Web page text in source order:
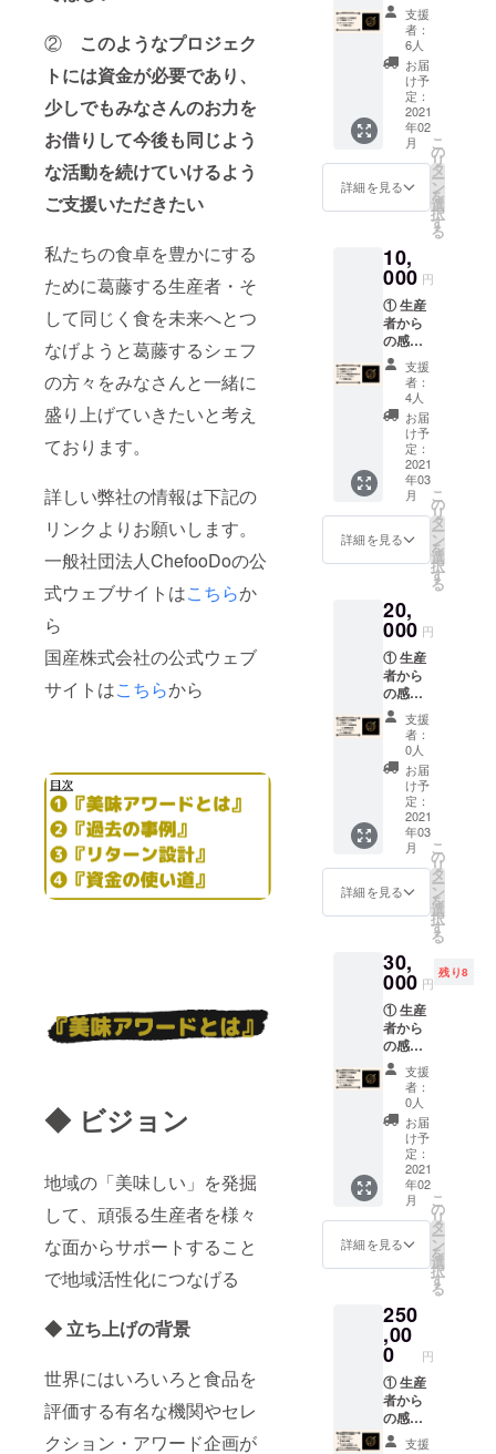
② このようなプロジェク
トには資金が必要であり、
少しでもみなさんのお力を
お借りして今後も同じよう
な活動を続けていけるよう
ご支援いただきたい
私たちの食卓を豊かにする
ために葛藤する生産者・そ
して同じく食を未来へとつ
なげようと葛藤するシェフ
の方々をみなさんと一緒に
盛り上げていきたいと考え
ております。
詳しい弊社の情報は下記の
リンクよりお願いします。
一般社団法人ChefooDoの公
式ウェブサイトはこちらか
ら
国産株式会社の公式ウェブ
サイトはこちらから
◆ビジョン
地域の「美味しい」を発掘
して、頑張る生産者を様々
な面からサポートすること
で地域活性化につなげる
◆ 立ち上げの背景
世界にはいろいろと食品を
評価する有名な機関やセレ
クション・アワード企画が
ロジェクト
「食べるＪ
ＡＰＡＮ」
活動に注力
している。
状 ② １
支援ポ
イント
（当事
業が活
動する
限り有
効） ③
オンラ
インサ
ロン
１ヶ月
間お試
（4000
円相
当）
支援
者：
6人
お届
け予
定：
2021
年02
月
詳細を見る
こ
の
リ
タ
ー
ン
を
選
択
す
る
10,
000 円
① 生産
者から
の感謝
状 ② １
支援ポ
イント
（当事
業が活
動する
限り有
効） ③
アワー
ド受賞
商品の
詰め合
わせ
円相
当） ④
オンラ
インサ
ロン
１ヶ月
間お試
（4000
円相
当）
支援
者：
4人
お届
け予
定：
2021
年03
月
詳細を見る
こ
の
リ
タ
ー
ン
を
選
択
す
る
20,
000 円
① 生産
者から
の感謝
状 ② １
支援ポ
イント
付与
（当事
業が活
動する
限り有
効） ③
*有名
シェフ
の少人
数オン
料理教
室参加
券また
は有名
シェフ
のレス
トラン
食事割
引券
（5000
円相
当） ④
オンラ
インサ
ロン
２ヶ月
間お試
当） *ご
支援の
際に備
考欄に
料理教
室か割
引券ど
ちらに
支援
者：
0人
お届
け予
定：
2021
年03
月
詳細を見る
こ
の
リ
タ
ー
ン
を
選
択
す
る
30,
000 円
残り8
① 生産
者から
の感謝
状 ② １
支援ポ
イント
付与
（当事
業が活
動する
限り有
効） ③
美味ア
ワード
審査会
での投
（先着
８名
様） ④
アワー
ド受賞
商品
（3000
円相
支援
者：
0人
お届
け予
定：
2021
年02
月
詳細を見る
こ
の
リ
タ
ー
ン
を
選
択
す
る
250
,00
0 円
① 生産
者から
の感謝
状 ② １
支援